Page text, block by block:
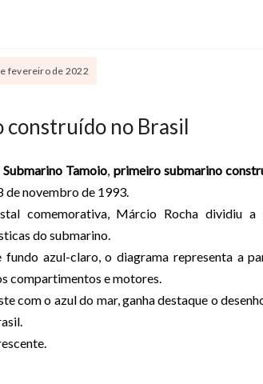
fevereiro de 2022
no Brasil
Submarino Tamoio primeiro submarino
de novembro de 1993.
comemorativa, Márcio Rocha dividiu
do submarino.
fundo azul-claro, o diagrama representa a
compartimentos e motores.
com o azul do mar, ganha destaque o